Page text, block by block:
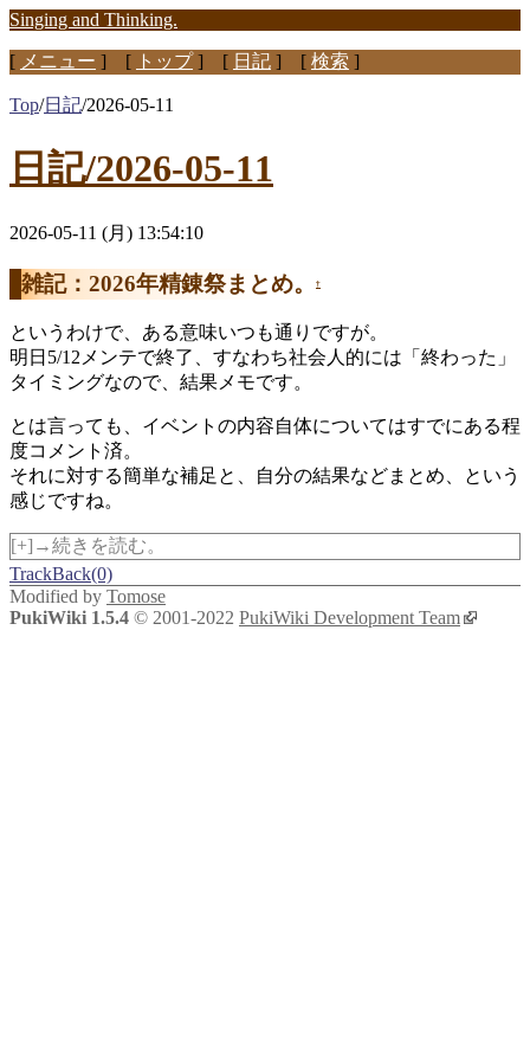
Singing and Thinking.
[ メニュー ] [ トップ] [ 日記 ] [ 検索 ]
Top/日記/2026-05-11
日記/2026-05-11
2026-05-11 (月) 13:54:10
雑記：2026年精錬祭まとめ。 †
というわけで、ある意味いつも通りですが。
明日5/12メンテで終了、すなわち社会人的には「終わった」
タイミングなので、結果メモです。
とは言っても、イベントの内容自体についてはすでにある程
度コメント済。
それに対する簡単な補足と、自分の結果などまとめ、という
感じですね。
[+]→続きを読む。
TrackBack(0)
Modified by Tomose
PukiWiki 1.5.4 © 2001-2022 PukiWiki Development Team